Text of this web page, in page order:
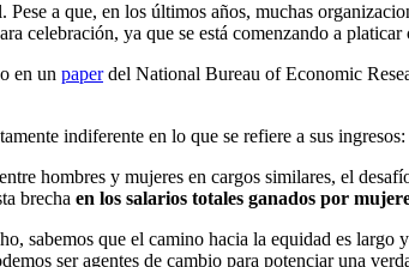
a que, en los últimos años, muchas
celebración, ya que se está comenzando a
en un paperdel National Bureau of Economic
indiferente en lo que se refiere a sus ingresos:
hombres y mujeres en cargos similares, el
brecha en los salarios totales ganados por
sabemos que el camino hacia la equidad es
ser agentes de cambio para potenciar una